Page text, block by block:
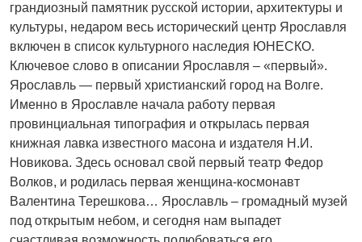
грандиозный памятник русской истории, архитектуры и
культуры, недаром весь исторический центр Ярославля
включен в список культурного наследия ЮНЕСКО.
Ключевое слово в описании Ярославля – «первый».
Ярославль — первый христианский город на Волге.
Именно в Ярославле начала работу первая
провинциальная типография и открылась первая
книжная лавка известного масона и издателя Н.И.
Новикова. Здесь основал свой первый театр Федор
Волков, и родилась первая женщина-космонавт
Валентина Терешкова… Ярославль – громадный музей
под открытым небом, и сегодня нам выпадет